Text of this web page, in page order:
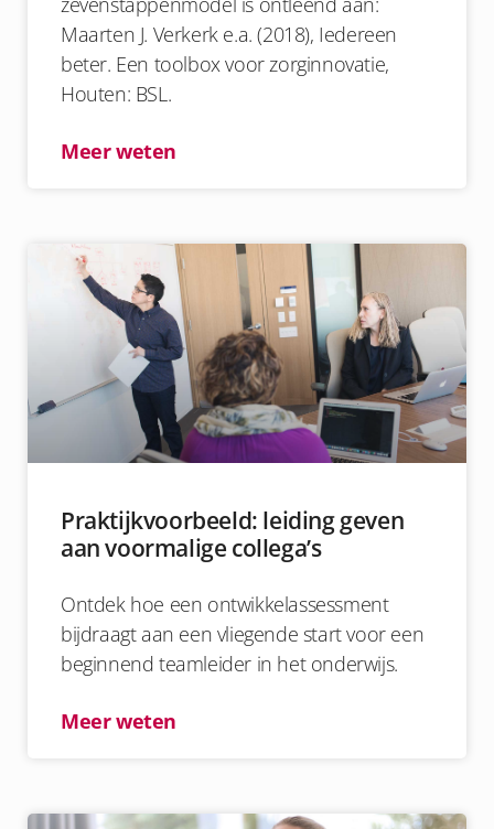
Maarten J. Verkerk e.a. (2018), Iedereen
beter. Een toolbox voor zorginnovatie,
Houten: BSL.
Meer weten
Praktijkvoorbeeld: leiding geven
aan voormalige collega’s
Ontdek hoe een ontwikkelassessment
bijdraagt aan een vliegende start voor een
beginnend teamleider in het onderwijs.
Meer weten